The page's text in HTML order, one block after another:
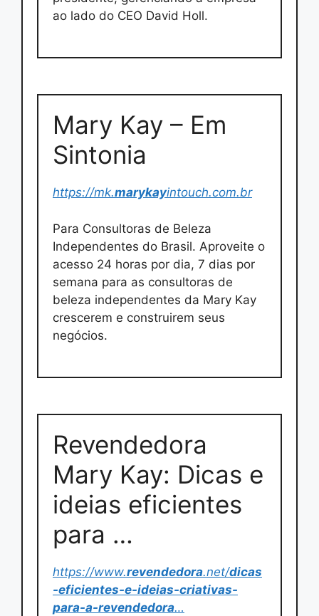
ao lado do CEO David Holl.
Mary Kay – Em
Sintonia
https://mk.marykayintouch.com.br
Para Consultoras de Beleza
Independentes do Brasil. Aproveite o
acesso 24 horas por dia, 7 dias por
semana para as consultoras de
beleza independentes da Mary Kay
crescerem e construirem seus
negócios.
Revendedora
Mary Kay: Dicas e
ideias eficientes
para …
https://www.revendedora.net/dicas
-eficientes-e-ideias-criativas-
para-a-revendedora…